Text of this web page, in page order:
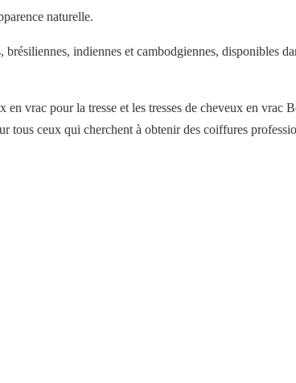
naturelle.
indiennes et cambodgiennes, disponibles
vrac pour la tresse et les tresses de cheveux en vrac
tous ceux qui cherchent à obtenir des coiffures